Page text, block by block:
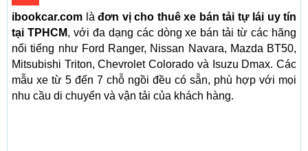
ibookcar.com làđơn vị cho thuê xe bán tải tự lái uy tín
tại TPHCM, với đa dạng các dòng xe bán tải từ các hãng
nổi tiếng như Ford Ranger, Nissan Navara, Mazda BT50,
Mitsubishi Triton, Chevrolet Colorado và Isuzu Dmax. Các
mẫu xe từ 5 đến 7 chỗ ngồi đều có sẵn, phù hợp với mọi
nhu cầu di chuyển và vận tải của khách hàng.